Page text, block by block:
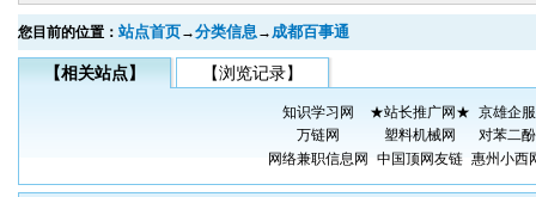
您目前的位置： 站点首页→分类信息→成都百事通
【相关站点】 【浏览记录】
知识学习网 ★站长推广网★ 京雄企服
万链网
塑料机械网
对苯二酚
网络兼职信息网
中国顶网友链 惠州小西